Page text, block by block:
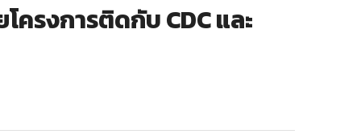
ครงการติดกับ CDC และ